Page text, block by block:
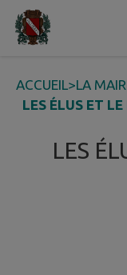
Contenu
ACCUEIL>LA
LES ÉLUS ET LE
LES